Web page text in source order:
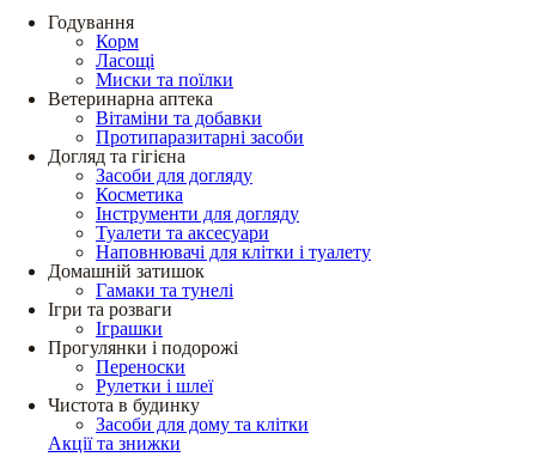
Годування
Корм
Ласощі
Миски та поїлки
Ветеринарна аптека
Вітаміни та добавки
Протипаразитарні засоби
Догляд та гігієна
Засоби для догляду
Косметика
Інструменти для догляду
Туалети та аксесуари
Наповнювачі для клітки і туалету
Домашній затишок
Гамаки та тунелі
Ігри та розваги
Іграшки
Прогулянки і подорожі
Переноски
Рулетки і шлеї
Чистота в будинку
Засоби для дому та клітки
Акції та знижки